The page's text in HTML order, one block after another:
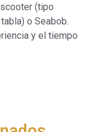
(tipo
o Seabob.
y el tiempo